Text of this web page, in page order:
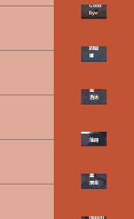
Good
Bye
小兒
的蟑
螂
畫
游泳
落路
畫
爛傘